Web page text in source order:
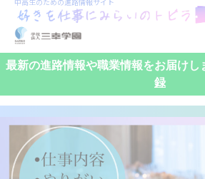
最新の進路情報や職業情報をお届け
録